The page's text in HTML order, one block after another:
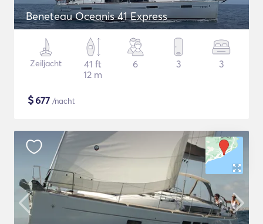
Beneteau Oceanis 41 Express
Zeiljacht
41 ft
12 m
6 3 3
$677 /nacht